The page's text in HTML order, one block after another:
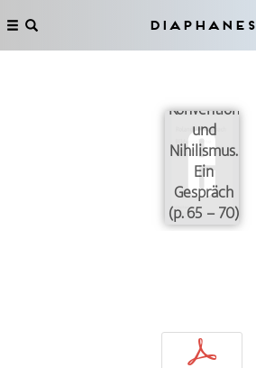
Diaphanes
Konvention
und
Nihilismus.
Ein
Gespräch
(p. 65 – 70)
p